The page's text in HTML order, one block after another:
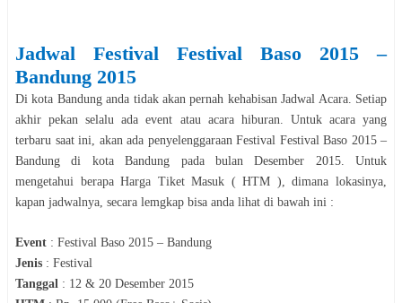
Jadwal Festival
Festival Baso 2015 –
Bandung 2015
Di kota Bandunganda tidak akan pernah kehabisan Jadwal Acara. Setiap
akhir pekan selalu ada event atau acara hiburan. Untuk acara yang
terbaru saat ini, akan ada penyelenggaraan Festival Festival Baso 2015 –
Bandung di kotaBandung pada bulanDesember 2015. Untuk
mengetahui berapa Harga Tiket Masuk ( HTM ), dimana lokasinya,
kapan jadwalnya, secara lemgkap bisa anda lihat di bawah ini :
Event : Festival Baso 2015 – Bandung
Jenis : Festival
Tanggal : 12 & 20 Desember 2015